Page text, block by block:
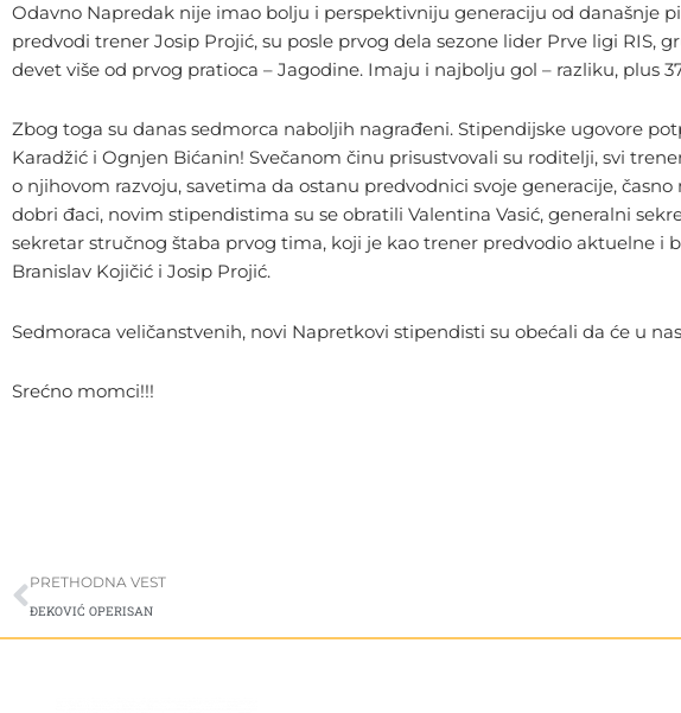
Odavno Napredak nije imao bolju i perspektivniju generaciju od današnje
predvodi trener Josip Projić, su posle prvog dela sezone lider Prve ligi RIS,
devet više od prvog pratioca – Jagodine. Imaju i najbolju gol – razliku, plus
Zbog toga su danas sedmorca naboljih nagrađeni. Stipendijske ugovore
Karadžić i Ognjen Bićanin! Svečanom činu prisustvovali su roditelji, svi
o njihovom razvoju, savetima da ostanu predvodnici svoje generacije,
dobri đaci, novim stipendistima su se obratili Valentina Vasić, generalni
sekretar stručnog štaba prvog tima, koji je kao trener predvodio aktuelne i
Branislav Kojičić i Josip Projić.
Sedmoraca veličanstvenih, novi Napretkovi stipendisti su obećali da će u
Srećno momci!!!
Prev
PRETHODNA VEST
ĐEKOVIĆ OPERISAN